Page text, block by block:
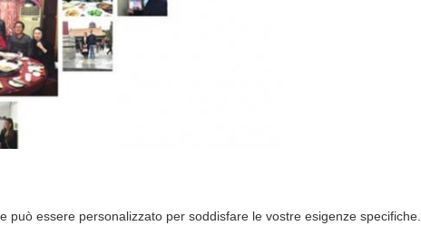
può essere personalizzato per soddisfare le vostre esigenze specifiche.